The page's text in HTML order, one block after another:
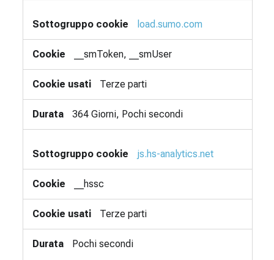
load.sumo.com
__smToken, __smUser
Terze parti
364 Giorni, Pochi secondi
js.hs-analytics.net
__hssc
Terze parti
Pochi secondi